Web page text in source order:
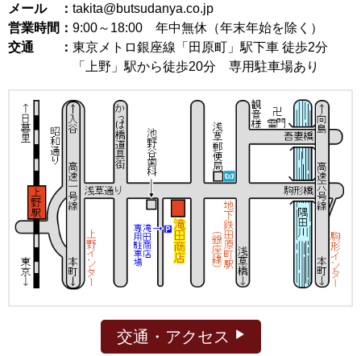
メール ： takita@butsudanya.co.jp
営業時間： 9:00～18:00 年中無休（年末年始を除く）
交通 ： 東京メトロ銀座線「田原町」駅下車 徒歩2分
「上野」駅から徒歩20分 専用駐車場あり
交通・アクセス